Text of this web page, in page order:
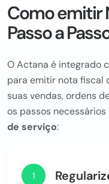
Como emitir
Passo a
O Actana é integrado
para emitir nota fiscal
suas vendas, ordens
os passos
de serviço:
1